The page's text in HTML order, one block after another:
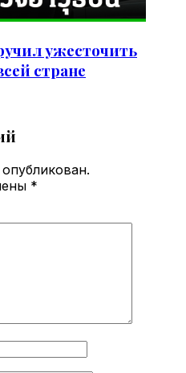
ужесточить
стране
*